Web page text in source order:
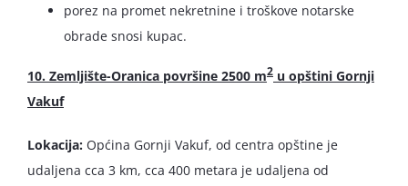
porez na promet nekretnine i troškove notarske
obrade snosi kupac.
10. Zemljište-Oranica površine 2500 m2 u opštini Gornji
Vakuf
Lokacija: Općina Gornji Vakuf, od centra opštine je
udaljena cca 3 km, cca 400 metara je udaljena od